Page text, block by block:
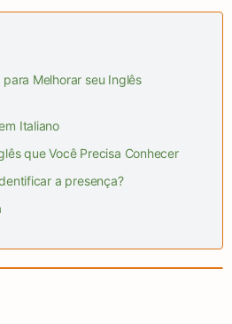
Melhorar seu Inglês
Italiano
que Você Precisa Conhecer
a presença?